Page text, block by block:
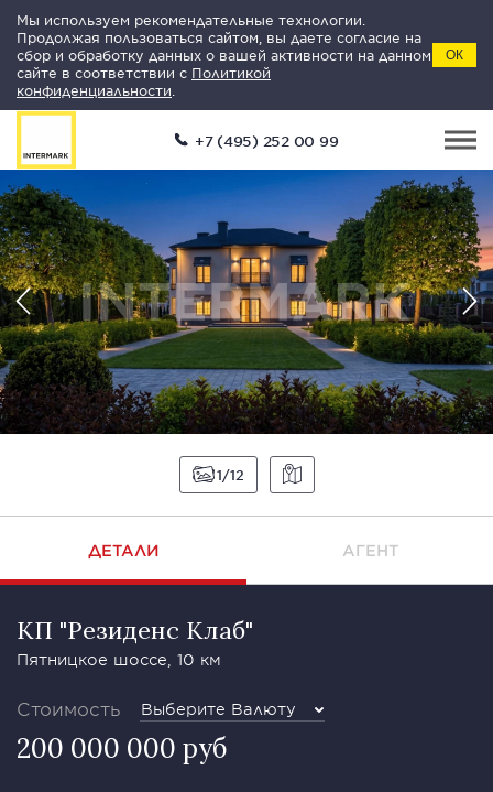
Мы используем рекомендательные технологии.
Продолжая пользоваться сайтом, вы даете согласие на
сбор и обработку данных о вашей активности на данном
сайте в соответствии с Политикой
конфиденциальности
ОК
+7 (495) 252 00 99
1 12
ДЕТАЛИ АГЕНТ
КП "Резиденс Клаб"
Пятницкое шоссе, 10 км
Стоимость Выберите Валюту
200 000 000 руб